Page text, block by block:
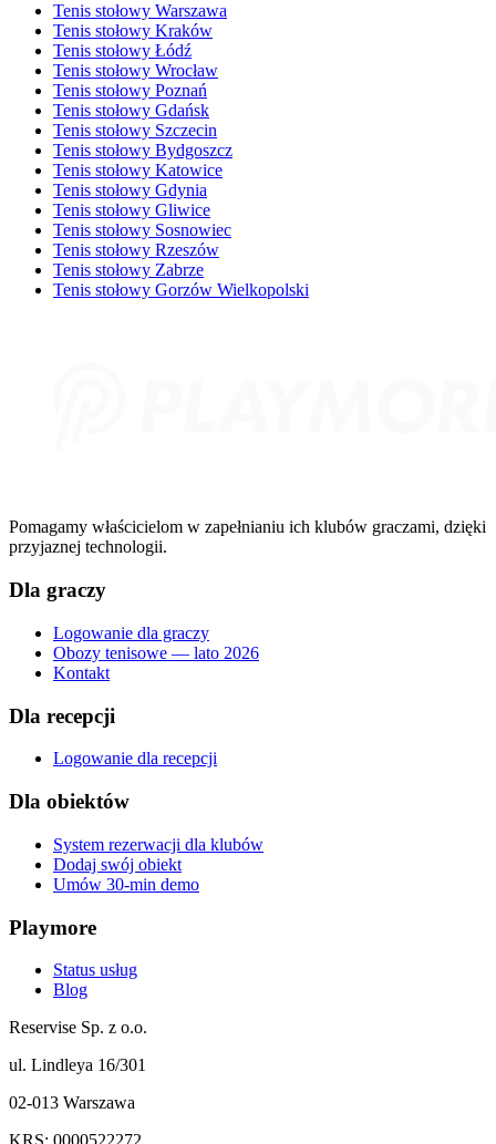
Tenis stołowy Warszawa
Tenis stołowy Kraków
Tenis stołowy Łódź
Tenis stołowy Wrocław
Tenis stołowy Poznań
Tenis stołowy Gdańsk
Tenis stołowy Szczecin
Tenis stołowy Bydgoszcz
Tenis stołowy Katowice
Tenis stołowy Gdynia
Tenis stołowy Gliwice
Tenis stołowy Sosnowiec
Tenis stołowy Rzeszów
Tenis stołowy Zabrze
Tenis stołowy Gorzów Wielkopolski
Pomagamy właścicielom w zapełnianiu ich klubów graczami, dzięki
przyjaznej technologii.
Dla graczy
Logowanie dla graczy
Obozy tenisowe — lato 2026
Kontakt
Dla recepcji
Logowanie dla recepcji
Dla obiektów
System rezerwacji dla klubów
Dodaj swój obiekt
Umów 30-min demo
Playmore
Status usług
Blog
Reservise Sp. z o.o.
ul. Lindleya 16/301
02-013 Warszawa